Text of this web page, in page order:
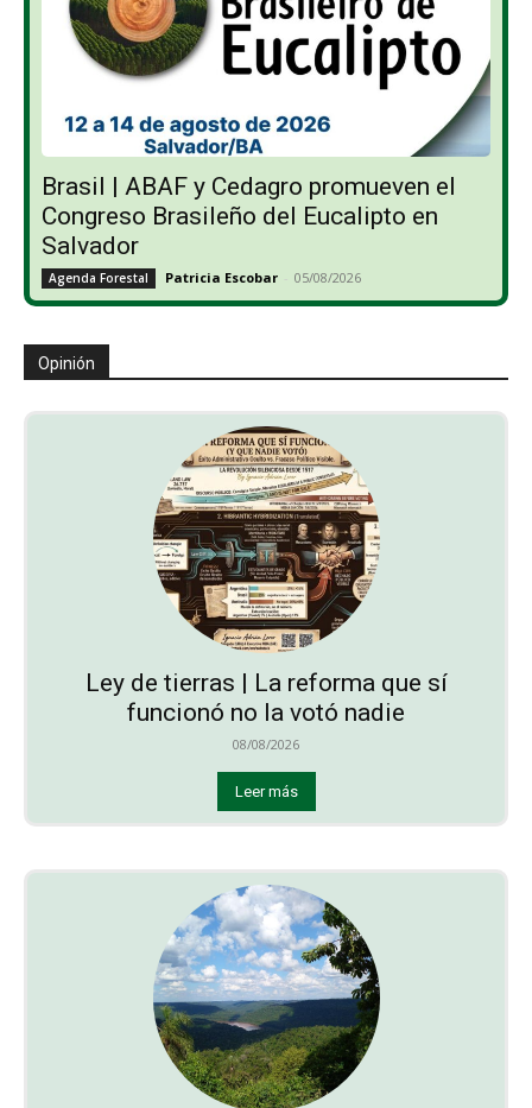
Brasil | ABAF y Cedagro promueven el
Congreso Brasileño del Eucalipto en
Salvador
Agenda Forestal Patricia Escobar - 05/08/2026
Opinión
Ley de tierras | La reforma que sí
funcionó no la votó nadie
08/08/2026
Leer más